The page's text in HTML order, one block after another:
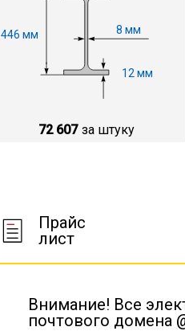
446 мм 8 мм
12 мм
72 607 за штуку
Прайс
лист
Внимание! Все
почтового домена